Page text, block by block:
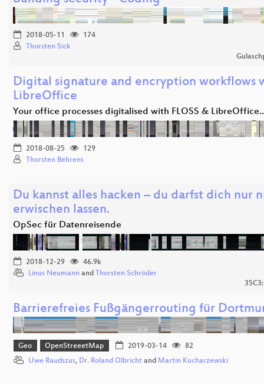
2018-05-11
174
Thorsten Sick
Digital signature and encryption workflows
LibreOffice
Your office processes digitalised with FLOSS &
2018-08-25
129
Thorsten Behrens
Du kannst alles hacken – du darfst dich nur
erwischen lassen.
OpSec für Datenreisende
2018-12-29
46.9k
Linus Neumann and Thorsten Schröder
Barrierefreies Fußgängerrouting für
Geo OpenStreeetMap 2019-03-14
82
Uwe Raudszus, Dr. Roland Olbricht and Martin Kucharzewski